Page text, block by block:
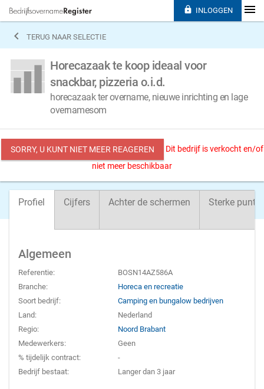
 TERUG NAAR SELECTIE
Horecazaak te koop ideaal voor
snackbar, pizzeria o.i.d.
horecazaak ter overname, nieuwe inrichting en lage
overnamesom
SORRY, U KUNT NIET MEER REAGEREN
Dit bedrijf is verkocht en/of
niet meer beschikbaar
Profiel Cijfers Achter de schermen Sterke
Algemeen
Referentie:
BOSN14AZ586A
Branche:
Horeca en recreatie
Soort bedrijf:
Camping en bungalow bedrijven
Land:
Nederland
Regio:
Noord Brabant
Medewerkers:
Geen
% tijdelijk contract:
-
Bedrijf bestaat:
Langer dan 3 jaar
 INLOGGEN